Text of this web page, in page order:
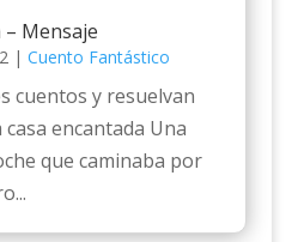
– Mensaje
| Cuento Fantástico
cuentos y resuelvan
encantada Una
que caminaba por